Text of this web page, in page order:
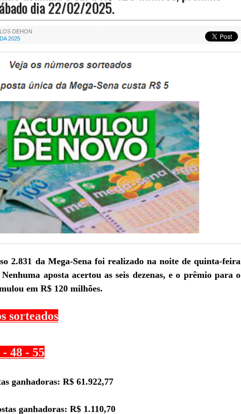
dia 22/02/2025.
DEHON
2025
2.831 da Mega-Sena foi realizado na noite de quinta-feira
aposta acertou as seis dezenas, e o prêmio para o
em R$ 120 milhões.
sorteados
48 - 55
ganhadoras: R$ 61.922,77
ganhadoras: R$ 1.110,70